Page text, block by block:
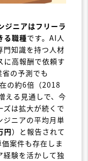
ジニアはフリーラ
る職種です。AI人
門知識を持つ人材
に高報酬で依頼す
の予測でも
の約6倍（2018
る見通しで、今
ズは拡大が続くで
ジニアの平均月単
円）と報告されて
案件も存在しま
経験を活かして独